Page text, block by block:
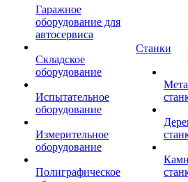
Гаражное
оборудование для
автосервиса
Складское
оборудование
Испытательное
оборудование
Измерительное
оборудование
Полиграфическое
Станки